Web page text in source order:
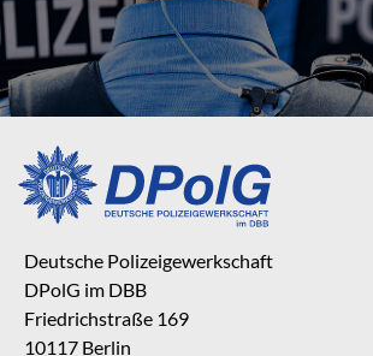
Deutsche Polizeigewerkschaft
DPolG im DBB
Friedrichstraße 169
10117 Berlin